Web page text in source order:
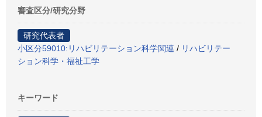
審査区分/研究分野
研究代表者
小区分59010:リハビリテーション科学関連 / リハビリテー
ション科学・福祉工学
キーワード